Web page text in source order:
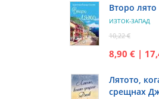
Второ лято
ИЗТОК-ЗАПАД
10,22 €
8,90 € |
Лятото,
срещнах